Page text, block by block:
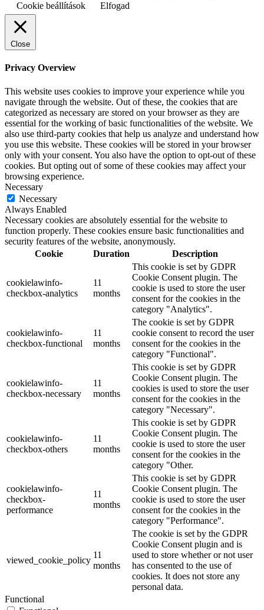
Cookie beállítások
Elfogad
Close
Privacy Overview
This website uses cookies to improve your experience while you
navigate through the website. Out of these, the cookies that are
categorized as necessary are stored on your browser as they are
essential for the working of basic functionalities of the website. We
also use third-party cookies that help us analyze and understand how
you use this website. These cookies will be stored in your browser
only with your consent. You also have the option to opt-out of these
cookies. But opting out of some of these cookies may affect your
browsing experience.
Necessary
Necessary
Always Enabled
Necessary cookies are absolutely essential for the website to
function properly. These cookies ensure basic functionalities and
security features of the website, anonymously.
Cookie
Duration Description
cookielawinfo-
checkbox-analytics
11
months
This cookie is set by GDPR
Cookie Consent plugin. The
cookie is used to store the user
consent for the cookies in the
category "Analytics".
cookielawinfo-
checkbox-functional
11
months
The cookie is set by GDPR
cookie consent to record the user
consent for the cookies in the
category "Functional".
cookielawinfo-
checkbox-necessary
11
months
This cookie is set by GDPR
Cookie Consent plugin. The
cookies is used to store the user
consent for the cookies in the
category "Necessary".
cookielawinfo-
checkbox-others
11
months
This cookie is set by GDPR
Cookie Consent plugin. The
cookie is used to store the user
consent for the cookies in the
category "Other.
cookielawinfo-
checkbox-
performance
11
months
This cookie is set by GDPR
Cookie Consent plugin. The
cookie is used to store the user
consent for the cookies in the
category "Performance".
viewed_cookie_policy
11
months
The cookie is set by the GDPR
Cookie Consent plugin and is
used to store whether or not user
has consented to the use of
cookies. It does not store any
personal data.
Functional